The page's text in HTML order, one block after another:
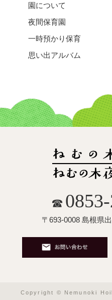
園について
夜間保育園
一時預かり保育
思い出アルバム
☎
〒693-0008 島根県
Copyright © Nemunoki